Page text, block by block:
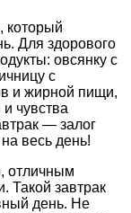
который
Для здорового
овсянку с
с
и жирной пищи,
чувства
— залог
весь день!
отличным
Такой завтрак
день. Не